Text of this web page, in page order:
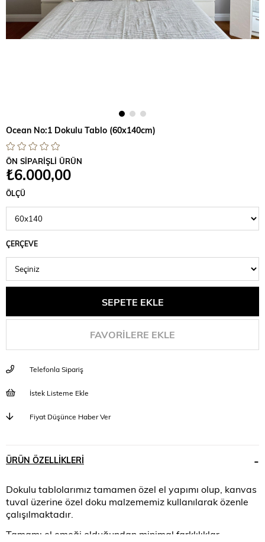
Ocean No:1 Dokulu Tablo (60x140cm)
ÖN SİPARİŞLİ ÜRÜN
₺6.000,00
ÖLÇÜ
ÇERÇEVE
FAVORILERE EKLE
Telefonla Sipariş
İstek Listeme Ekle
Fiyat Düşünce Haber Ver
ÜRÜN ÖZELLIKLERI
Dokulu tablolarımız tamamen özel el yapımı olup, kanvas
tuval üzerine özel doku malzememiz kullanılarak özenle
çalışılmaktadır.
Tamamı el emeği olduğundan minimal farklılıklar